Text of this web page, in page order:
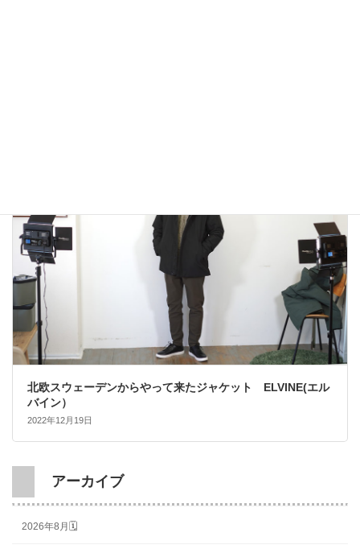
北欧スウェーデンからやって来たジャケット ELVINE(エル
バイン）
2022年12月19日
アーカイブ
2026年8月🗓